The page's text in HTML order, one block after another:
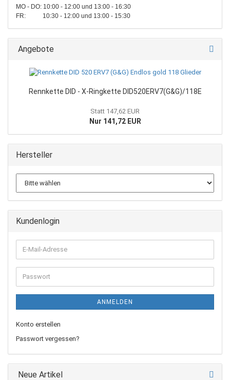
MO - DO: 10:00 - 12:00 und 13:00 - 16:30
FR: 10:30 - 12:00 und 13:00 - 15:30
Angebote
Rennkette DID - X-Ringkette DID520ERV7(G&G)/118E
Statt 147,62 EUR
Nur 141,72 EUR
Hersteller
Kundenlogin
E-
Mail-
Adresse
Passwort
ANMELDEN
Konto erstellen
Passwort vergessen?
Neue Artikel